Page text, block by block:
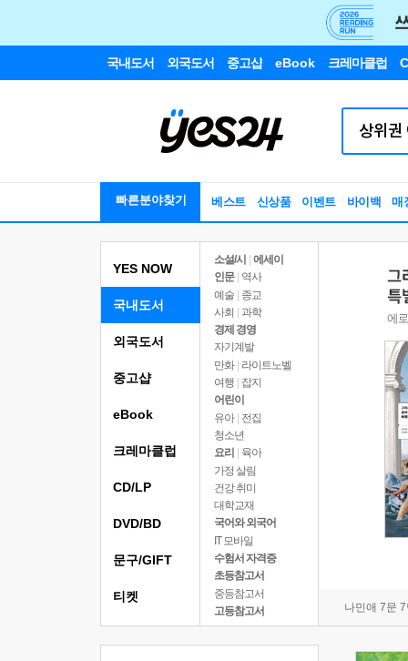
국내도서 외국도서 중고샵 eBook 크레마클럽
빠른분야찾기 베스트 신상품 이벤트 바이백 매
YES NOW
국내도서
소설/시
에세이
인문
역사
예술 | 종교
사회 | 과학
경제 경영
자기계발
만화 | 라이트노벨
여행
잡지
어린이
유아 | 전집
청소년
요리
육아
가정 살림
건강 취미
대학교재
국어와 외국어
IT 모바일
수험서 자격증
초등참고서
중등참고서
고등참고서
나민애 7문
외국도서
중고샵
eBook
크레마클럽
CD/LP
DVD/BD
문구/GIFT
티켓